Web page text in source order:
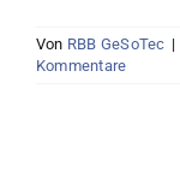
Von RBB GeSoTec |
Kommentare